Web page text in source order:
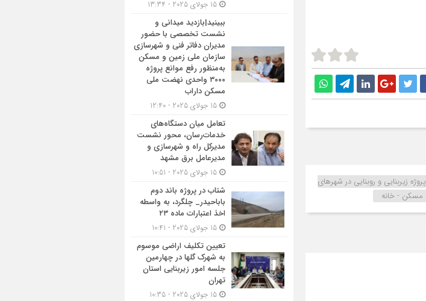
return a list of comma separated tags from this title: افتتاح بیش از ۳ هزار واحد مسکونی و ۳۵ پروژه زیربنایی و روبنایی در شهرهای
مسکن - خانه
ببینید|بازدید میدانی و
نشست تخصصی با حضور
مدیران دفاتر فنی و شهرسازی
سازمان ملی زمین و مسکن
به‌منظور رفع موانع پروژه
۳۰۰۰ واحدی نهضت ملی
مسکن داراب
تعامل میان دستگاه‌های
خدمات‌رسان، محور نشست
مدیرکل راه و شهرسازی و
مدیرعامل برق مشهد
شتاب در پروژه باند دوم
باباحیدر_ چلگرد، به واسطه
اخذ اعتبارات ماده ۲۳
تعیین تکلیف اراضی موسوم
به شهرک گلها در چهارمین
جلسه امور زیربنایی استان
تهران